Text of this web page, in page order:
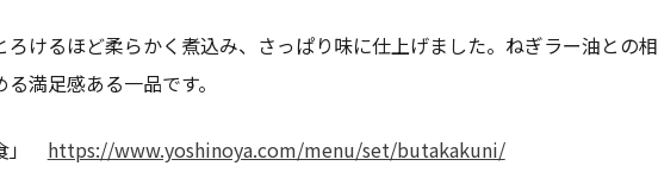
ろけるほど柔らかく煮込み、さっぱり味に仕上げました。ねぎラー油との
満足感ある一品です。
」 https://www.yoshinoya.com/menu/set/butakakuni/